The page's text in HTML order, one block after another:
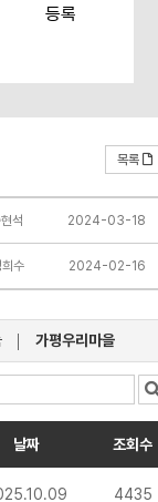
등록
목록
2024-03-18
석
2024-02-16
수
가평우리마을
날짜 조회수
4435